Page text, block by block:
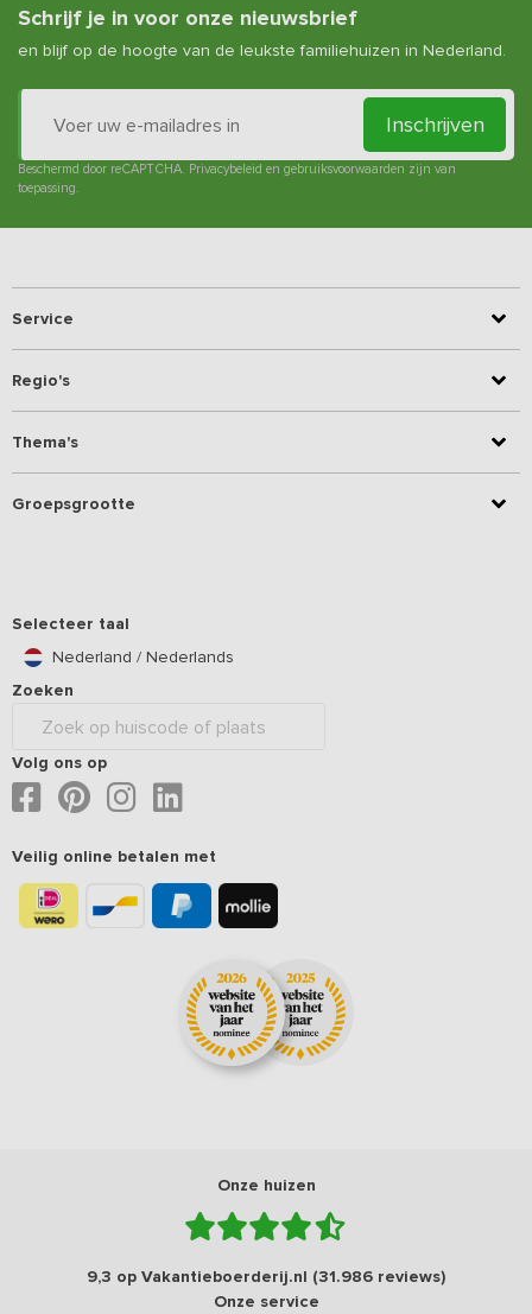
Schrijf je in voor onze nieuwsbrief
en blijf op de hoogte van de leukste familiehuizen in Nederland.
Inschrijven
Beschermd door reCAPTCHA. Privacybeleid en gebruiksvoorwaarden zijn van
toepassing.
Service
Regio's
Thema's
Groepsgrootte
Selecteer taal
Nederland / Nederlands
Zoeken
Volg ons op
Veilig online betalen met
Onze huizen
9,3 op Vakantieboerderij.nl (31.986 reviews)
Onze service